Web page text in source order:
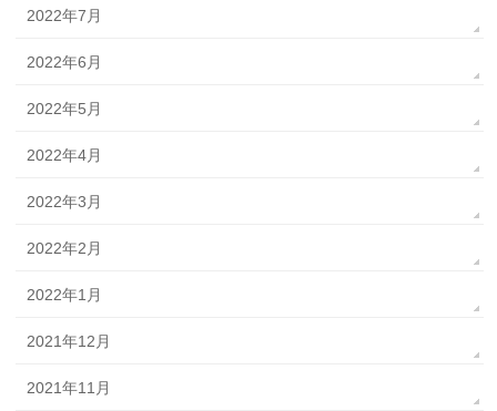
2022年7月
2022年6月
2022年5月
2022年4月
2022年3月
2022年2月
2022年1月
2021年12月
2021年11月